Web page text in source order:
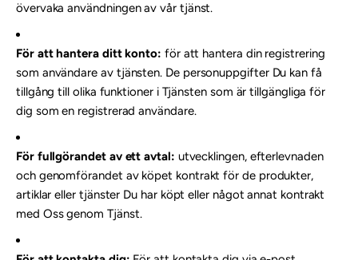
övervaka användningen av vår tjänst.
För att hantera ditt konto: för att hantera din registrering
som användare av tjänsten. De personuppgifter Du kan få
tillgång till olika funktioner i Tjänsten som är tillgängliga för
dig som en registrerad användare.
För fullgörandet av ett avtal: utvecklingen, efterlevnaden
och genomförandet av köpet kontrakt för de produkter,
artiklar eller tjänster Du har köpt eller något annat kontrakt
med Oss genom Tjänst.